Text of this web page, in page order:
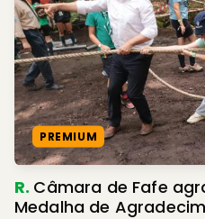
PREMIUM
R. Câmara de Fafe
Medalha de